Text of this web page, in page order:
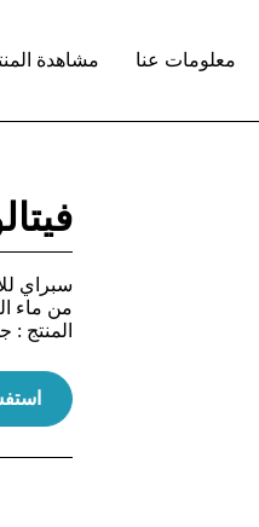
معلومات عنا مشاهدة
سبراي
من ماء
المنتج :